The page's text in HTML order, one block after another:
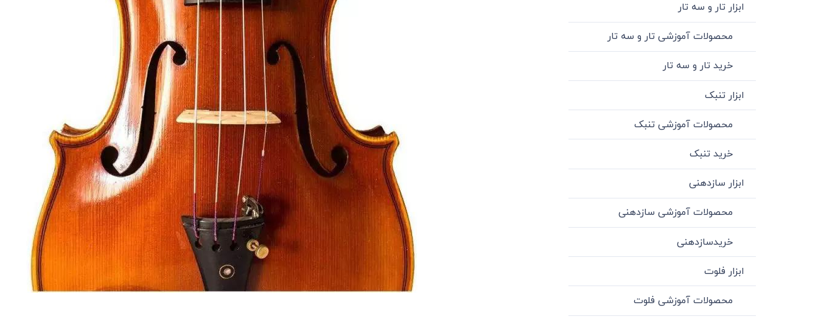
ابزار تار و سه تار
محصولات آموزشی تار و سه تار
خرید تار و سه تار
ابزار تنبک
محصولات آموزشی تنبک
خرید تنبک
ابزار سازدهنی
محصولات آموزشی سازدهنی
خریدسازدهنی
ابزار فلوت
محصولات آموزشی فلوت